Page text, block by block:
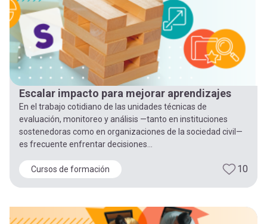
Escalar impacto para mejorar aprendizajes
En el trabajo cotidiano de las unidades técnicas de
evaluación, monitoreo y análisis —tanto en instituciones
sostenedoras como en organizaciones de la sociedad civil—
es frecuente enfrentar decisiones...
Cursos de formación 10